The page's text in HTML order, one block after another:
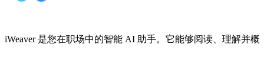
iWeaver 是您在职场中的智能 AI 助手。它能够阅读、理解并